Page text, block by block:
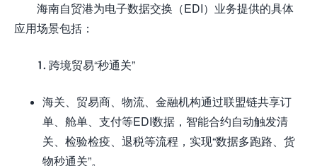
海南自贸港为电子数据交换（EDI）业务提供的具体
应用场景包括：
1. 跨境贸易“秒通关”
海关、贸易商、物流、金融机构通过联盟链共享订
单、舱单、支付等EDI数据，智能合约自动触发清
关、检验检疫、退税等流程，实现“数据多跑路、货
物秒通关”。